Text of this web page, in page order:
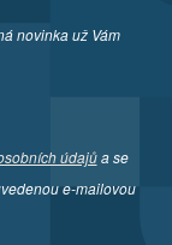
novinka už Vám
údajůa se
e-mailovou